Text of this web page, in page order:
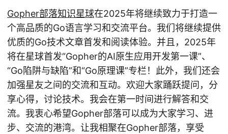
Gopher部落知识星球在2025年将继续致力于打造一
个高品质的Go语言学习和交流平台。我们将继续提供
优质的Go技术文章首发和阅读体验。并且，2025年
将在星球首发“Gopher的AI原生应用开发第一课”、
“Go陷阱与缺陷”和“Go原理课”专栏！此外，我们还会
加强星友之间的交流和互动。欢迎大家踊跃提问，分
享心得，讨论技术。我会在第一时间进行解答和交
流。我衷心希望Gopher部落可以成为大家学习、进
步、交流的港湾。让我相聚在Gopher部落，享受